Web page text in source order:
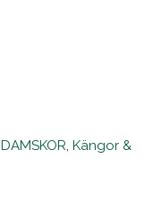
DAMSKOR, Kängor &